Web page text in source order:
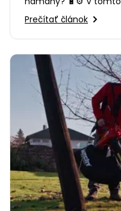
výhody moderného…
Prečítať článok